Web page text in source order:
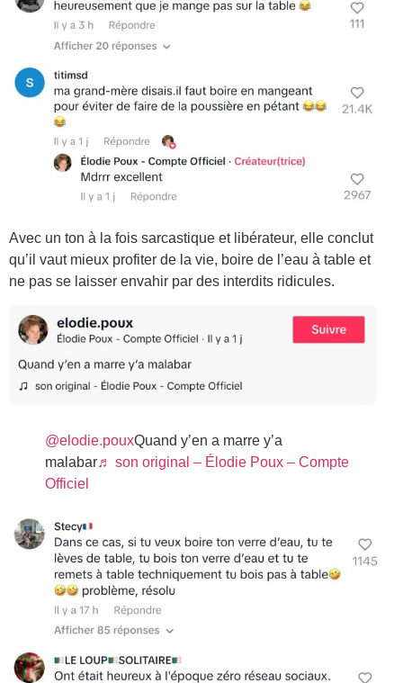
Avec un ton à la fois sarcastique et libérateur, elle conclut
qu’il vaut mieux profiter de la vie, boire de l’eau à table et
ne pas se laisser envahir par des interdits ridicules.
@elodie.pouxQuand y’en a marre y’a
malabar♬ son original – Élodie Poux – Compte
Officiel